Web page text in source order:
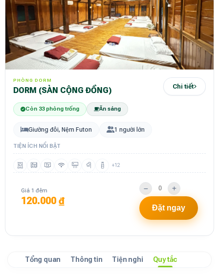
PHÒNG DORM
DORM (SÀN CỘNG ĐỒNG) Chi tiết
Còn 33 phòng trống Ăn sáng
Giường đôi, Nệm Futon 1 người lớn
TIỆN ÍCH NỔI BẬT
+12
Giá 1 đêm
120.000 ₫
Đặt ngay
Tổng quan Thông tin Tiện nghi Quy tắc